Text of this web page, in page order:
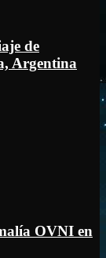
de
Argentina
OVNI en